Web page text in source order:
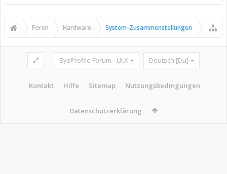
Foren Hardware System-Zusammenstellungen
SysProfile Forum - UI.X Deutsch [Du]
Kontakt Hilfe Sitemap Nutzungsbedingungen
Datenschutzerklärung